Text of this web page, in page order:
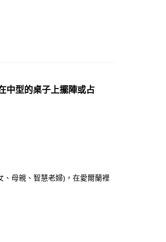
中型的桌子上擺陣或占
母親、智慧老婦)，在愛爾蘭裡